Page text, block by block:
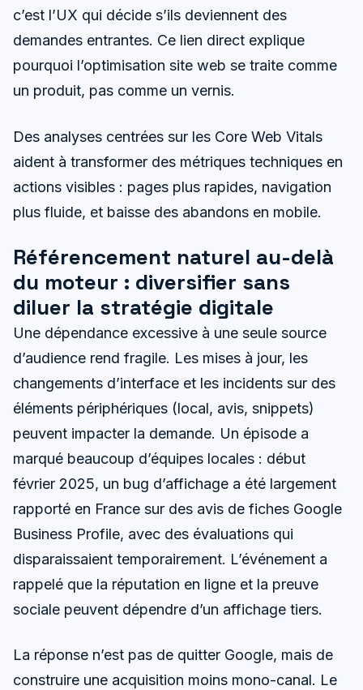
c’est l’UX qui décide s’ils deviennent des
demandes entrantes. Ce lien direct explique
pourquoi l’optimisation site web se traite comme
un produit, pas comme un vernis.
Des analyses centrées sur les Core Web Vitals
aident à transformer des métriques techniques en
actions visibles : pages plus rapides, navigation
plus fluide, et baisse des abandons en mobile.
Référencement naturel au-delà
du moteur : diversifier sans
diluer la stratégie digitale
Une dépendance excessive à une seule source
d’audience rend fragile. Les mises à jour, les
changements d’interface et les incidents sur des
éléments périphériques (local, avis, snippets)
peuvent impacter la demande. Un épisode a
marqué beaucoup d’équipes locales : début
février 2025, un bug d’affichage a été largement
rapporté en France sur des avis de fiches Google
Business Profile, avec des évaluations qui
disparaissaient temporairement. L’événement a
rappelé que la réputation en ligne et la preuve
sociale peuvent dépendre d’un affichage tiers.
La réponse n’est pas de quitter Google, mais de
construire une acquisition moins mono-canal. Le